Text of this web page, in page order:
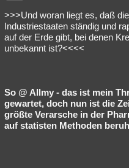
>>>Und woran liegt es, daß
Industriestaaten ständig und
auf der Erde gibt, bei denen
unbekannt ist?<<<<
So @ Allmy - das ist mein
gewartet, doch nun ist die
größte Verarsche in der
auf statisten Methoden